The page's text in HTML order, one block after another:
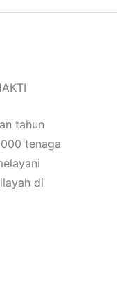
tahun
tenaga
di